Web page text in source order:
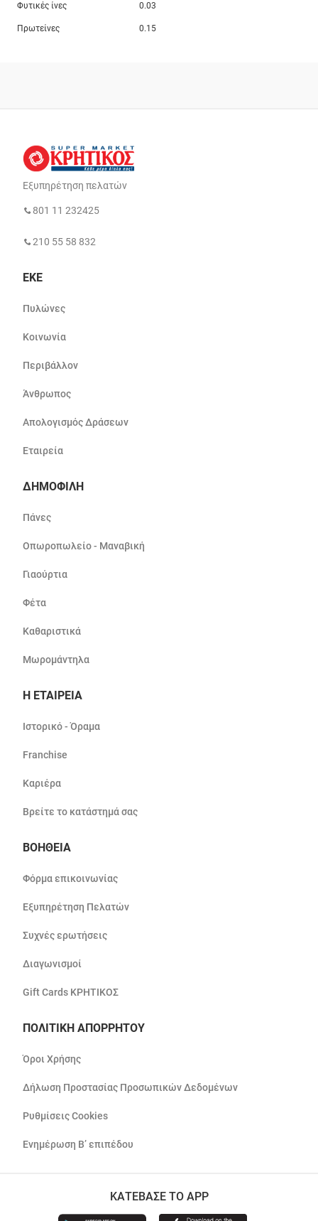
Φυτικές ίνες 0.03
Πρωτείνες 0.15
Εξυπηρέτηση πελατών
801 11 232425
210 55 58 832
ΕΚΕ
Πυλώνες
Κοινωνία
Περιβάλλον
Άνθρωπος
Απολογισμός Δράσεων
Εταιρεία
ΔΗΜΟΦΙΛΗ
Πάνες
Οπωροπωλείο - Μαναβική
Γιαούρτια
Φέτα
Καθαριστικά
Μωρομάντηλα
Η ΕΤΑΙΡΕΙΑ
Ιστορικό - Όραμα
Franchise
Καριέρα
Βρείτε το κατάστημά σας
ΒΟΗΘΕΙΑ
Φόρμα επικοινωνίας
Εξυπηρέτηση Πελατών
Συχνές ερωτήσεις
Διαγωνισμοί
Gift Cards ΚΡΗΤΙΚΟΣ
ΠΟΛΙΤΙΚΗ ΑΠΟΡΡΗΤΟΥ
Όροι Χρήσης
Δήλωση Προστασίας Προσωπικών Δεδομένων
Ρυθμίσεις Cookies
Ενημέρωση Β’ επιπέδου
ΚΑΤΕΒΑΣΕ ΤΟ APP